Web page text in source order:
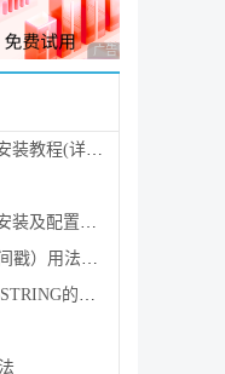
广告 商业广告，理性
程(详细说明)
程附有截图和
）用法详解
的用法说明